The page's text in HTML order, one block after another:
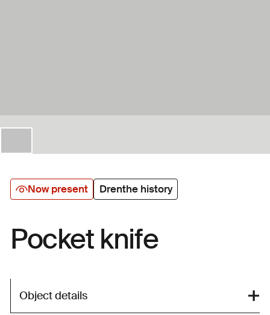
Now present Drenthe history
Pocket knife
Object details